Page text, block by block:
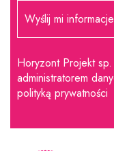
Horyzont Projekt
administratorem
polityką prywatności